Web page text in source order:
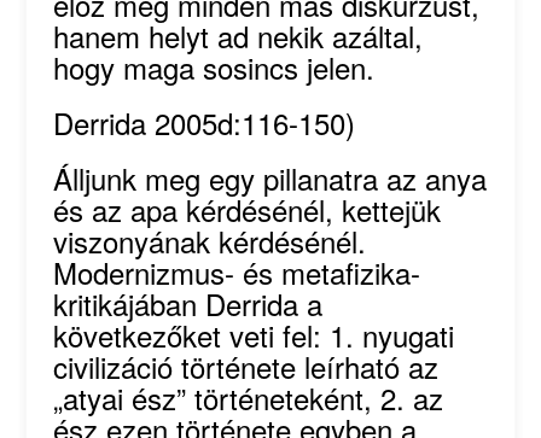
hanem helyt ad nekik azáltal,
hogy maga sosincs jelen.
Derrida 2005d:116-150)
Álljunk meg egy pillanatra az anya
és az apa kérdésénél, kettejük
viszonyának kérdésénél.
Modernizmus- és metafizika-
kritikájában Derrida a
következőket veti fel: 1. nyugati
civilizáció története leírható az
„atyai ész” történeteként, 2. az
ész ezen története egyben a